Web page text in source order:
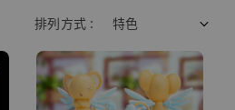
排列方式 :